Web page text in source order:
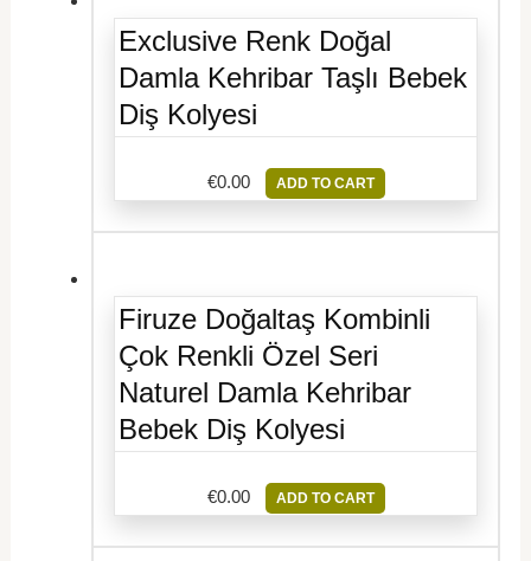
Exclusive Renk Doğal
Damla Kehribar Taşlı Bebek
Diş Kolyesi
€0.00 ADD TO CART
Firuze Doğaltaş Kombinli
Çok Renkli Özel Seri
Naturel Damla Kehribar
Bebek Diş Kolyesi
€0.00 ADD TO CART